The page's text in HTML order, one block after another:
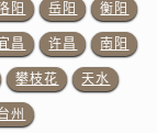
澳门特别行政区风顺堂区南湾大马路百达翡丽售后服务中心（需提前预约）
澳门特别行政区花地玛堂区关闸广场百达翡丽售后服务中心（需提前预约）
澳门特别行政区花王堂区大三巴商圈百达翡丽售后服务中心（需提前预约）
阳 岳阳 衡阳
昌 许昌 南阳
攀枝花 天水
州